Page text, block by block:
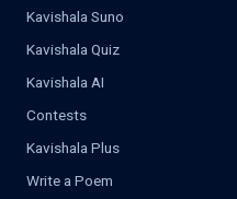
Kavishala Suno
Kavishala Quiz
Kavishala AI
Contests
Kavishala Plus
Write a Poem